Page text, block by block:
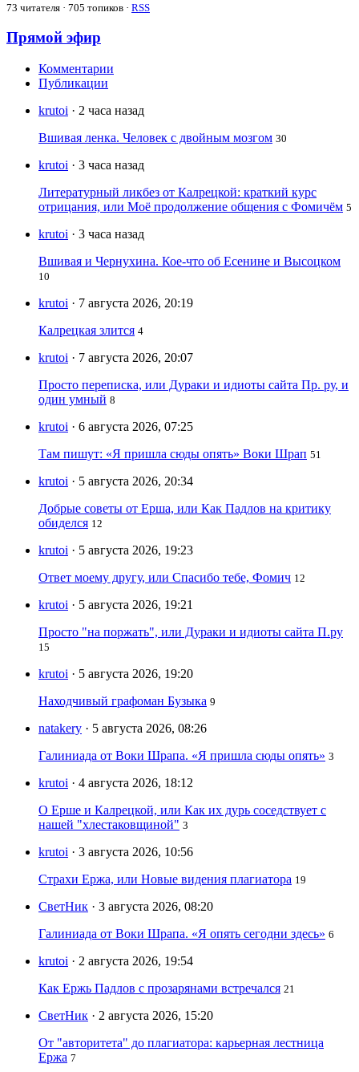
73 читателя · 705 топиков · RSS
Прямой эфир
Комментарии
Публикации
krutoi · 2 часа назад
Вшивая ленка. Человек с двойным мозгом 30
krutoi · 3 часа назад
Литературный ликбез от Калрецкой: краткий курс
отрицания, или Моё продолжение общения с Фомичём 5
krutoi · 3 часа назад
Вшивая и Чернухина. Кое-что об Есенине и Высоцком
10
krutoi · 7 августа 2026, 20:19
Калрецкая злится 4
krutoi · 7 августа 2026, 20:07
Просто переписка, или Дураки и идиоты сайта Пр. ру, и
один умный 8
krutoi · 6 августа 2026, 07:25
Там пишут: «Я пришла сюды опять» Воки Шрап 51
krutoi · 5 августа 2026, 20:34
Добрые советы от Ерша, или Как Падлов на критику
обиделся 12
krutoi · 5 августа 2026, 19:23
Ответ моему другу, или Спасибо тебе, Фомич 12
krutoi · 5 августа 2026, 19:21
Просто "на поржать", или Дураки и идиоты сайта П.ру
15
krutoi · 5 августа 2026, 19:20
Находчивый графоман Бузыка 9
natakery · 5 августа 2026, 08:26
Галиниада от Воки Шрапа. «Я пришла сюды опять» 3
krutoi · 4 августа 2026, 18:12
О Ерше и Калрецкой, или Как их дурь соседствует с
нашей "хлестаковщиной" 3
krutoi · 3 августа 2026, 10:56
Страхи Ержа, или Новые видения плагиатора 19
СветНик · 3 августа 2026, 08:20
Галиниада от Воки Шрапа. «Я опять сегодни здесь» 6
krutoi · 2 августа 2026, 19:54
Как Ержь Падлов с прозарянами встречался 21
СветНик · 2 августа 2026, 15:20
От "авторитета" до плагиатора: карьерная лестница
Ержа 7